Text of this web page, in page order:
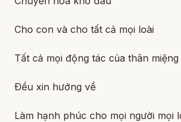
Cho con và cho tất cả mọi loài
Tất cả mọi động tác của thân miệng
Ðều xin hướng về
Làm hạnh phúc cho mọi người mọi